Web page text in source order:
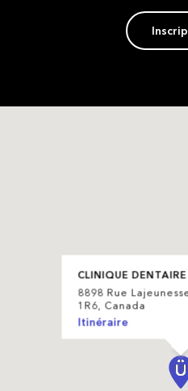
CLINIQUE
8898 Rue
1R6, Canada
Itinéraire